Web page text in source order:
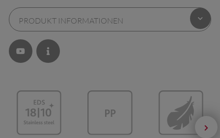
PRODUKT INFORMATIONEN